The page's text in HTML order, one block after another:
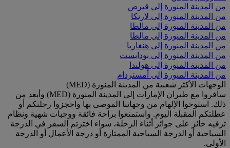
من المدينة المنورة إلى قبرص
من المدينة المنورة إلى لارنكا
من المدينة المنورة إلى مالطا
من المدينة المنورة إلى مالطا
من المدينة المنورة إلى هنغاريا
من المدينة المنورة إلى بودابست
من المدينة المنورة إلى هولندا
من المدينة المنورة إلى أمستردام
الوجهات الأكثر شعبية من المدينة المنورة (MED)
سافروا مع طيران الإمارات إلى المدينة المنورة (MED) وأبعد من
ذلك. استوحوا الإلهام من وجهاتنا الموصى بها واحجزوا رحلتكم أو
عطلتكم المقبلة اليوم. واستمتعوا براحة فائقة ووجبات شهية ونظام
ترفيه حائز على جوائز أثناء الرحلة، سواء اخترتم السفر في الدرجة
السياحية أو الدرجة السياحية الممتازة أو درجة الأعمال أو الدرجة
الأولى.